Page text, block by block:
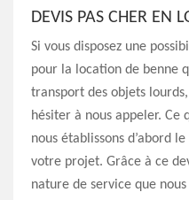
DEVIS PAS CHER EN
Si vous disposez une
pour la location de benne
transport des objets
hésiter à nous appeler. Ce
nous établissons d’abord
votre projet. Grâce à ce
nature de service que